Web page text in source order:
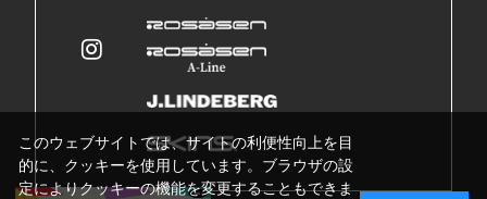
このウェブサイトでは、サイトの利便性向上を目
的に、クッキーを使用しています。ブラウザの設
定によりクッキーの機能を変更することもできま